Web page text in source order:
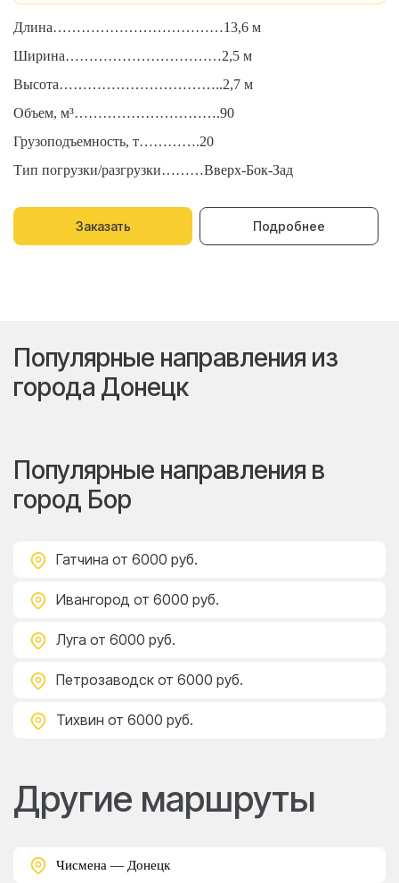
Длина………………………………13,6 м
Ширина……………………………2,5 м
Высота……………………………..2,7 м
Объем, м³………………………….90
Грузоподъемность, т………….20
Тип погрузки/разгрузки………Вверх-Бок-Зад
Заказать Подробнее
Популярные направления из
города Донецк
Популярные направления в
город Бор
Гатчина от 6000 руб.
Ивангород от 6000 руб.
Луга от 6000 руб.
Петрозаводск от 6000 руб.
Тихвин от 6000 руб.
Другие маршруты
Чисмена — Донецк